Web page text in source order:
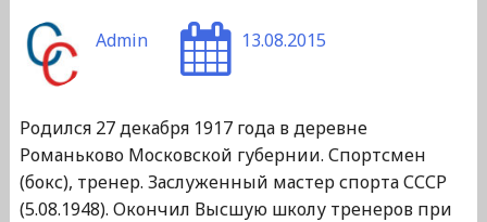
Admin 13.08.2015
Родился 27 декабря 1917 года в деревне
Романьково Московской губернии. Спортсмен
(бокс), тренер. Заслуженный мастер спорта СССР
(5.08.1948). Окончил Высшую школу тренеров при